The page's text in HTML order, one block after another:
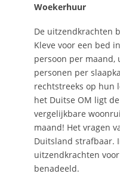
Woekerhuur
De uitzendkrachten
Kleve voor een bed
persoon per maand,
personen per
rechtstreeks op hun
het Duitse OM ligt
vergelijkbare
maand! Het vragen
Duitsland strafbaar.
uitzendkrachten
benadeeld.